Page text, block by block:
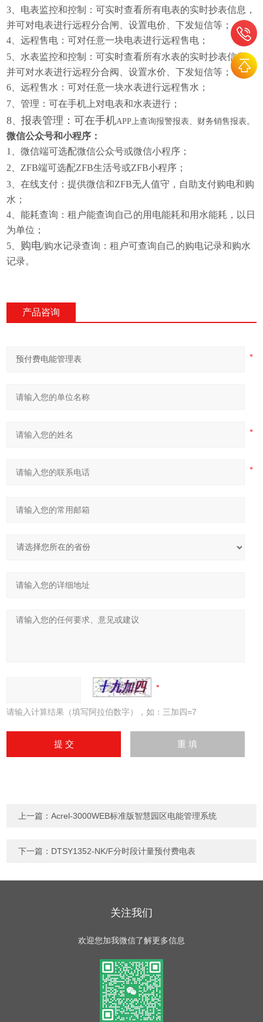
3、 电表监控和控制：可实时查看所有电表的实时抄表信息，
并可对电表进行远程分合闸、设置电价、下发短信等；
4、远程售电：可对任意一块电表进行远程售电；
5、 水表监控和控制：可实时查看所有水表的实时抄表信息，
并可对水表进行远程分合阀、设置水价、下发短信等；
6、远程售水：可对任意一块水表进行远程售水；
7、管理：可在手机上对电表和水表进行；
8 、报表管理：可在手机APP上查询报警报表、财务销售报表。
微信公众号和小程序：
1、微信端可选配微信公众号或微信小程序；
2、ZFB端可选配ZFB生活号或ZFB小程序；
3、在线支付：提供微信和ZFB无人值守，自助支付购电和购
水；
4、能耗查询：租户能查询自己的用电能耗和用水能耗，以日
为单位；
5、 购电/购水记录查询：租户可查询自己的购电记录和购水
记录。
产品咨询
请输入计算结果（填写阿拉伯数字），如：三加四=7
上一篇：Acrel-3000WEB标准版智慧园区电能管理系统
下一篇： DTSY1352-NK/F分时段计量预付费电表
关注我们
欢迎您加我微信了解更多信息